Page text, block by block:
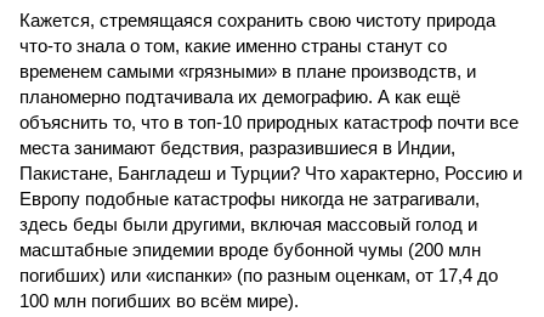
Кажется, стремящаяся сохранить свою чистоту природа
что-то знала о том, какие именно страны станут со
временем самыми «грязными» в плане производств, и
планомерно подтачивала их демографию. А как ещё
объяснить то, что в топ-10 природных катастроф почти все
места занимают бедствия, разразившиеся в Индии,
Пакистане, Бангладеш и Турции? Что характерно, Россию и
Европу подобные катастрофы никогда не затрагивали,
здесь беды были другими, включая массовый голод и
масштабные эпидемии вроде бубонной чумы (200 млн
погибших) или «испанки» (по разным оценкам, от 17,4 до
100 млн погибших во всём мире).